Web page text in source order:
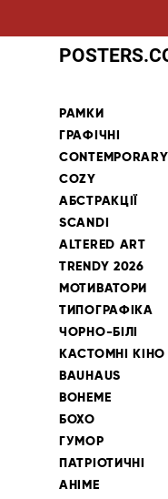
РАМКИ
ГРАФІЧНІ
CONTEMPORARY
COZY
АБСТРАКЦІЇ
SCANDI
ALTERED ART
TRENDY 2026
МОТИВАТОРИ
ТИПОГРАФІКА
ЧОРНО-БІЛІ
КАСТОМНІ КІНО
BAUHAUS
BOHEME
БОХО
ГУМОР
ПАТРІОТИЧНІ
АНІМЕ